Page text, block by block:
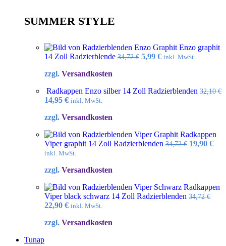
SUMMER STYLE
Enzo graphit
14 Zoll Radzierblende 34,72€ Ursprünglicher
5,99 €Aktueller
inkl. MwSt.
zzgl. Versandkosten
Radkappen Enzo silber 14 Zoll Radzierblenden 32,10€
Ursprünglicher
war:
14,95 €Aktueller
ist:
inkl. MwSt.
zzgl. Versandkosten
Radkappen
Viper graphit 14 Zoll Radzierblenden 34,72€ 19,90 €
inkl. MwSt.
zzgl. Versandkosten
Radkappen
Viper black schwarz 14 Zoll Radzierblenden 34,72€
Ursprünglicher
war:
22,90 €Aktueller
ist:
inkl. MwSt.
zzgl. Versandkosten
Tunap